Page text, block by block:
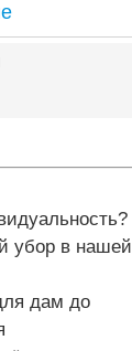
убор в нашей
дам до